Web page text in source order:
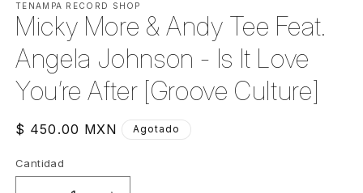
una
ventana
modal
TENAMPA RECORD SHOP
Micky More & Andy Tee Feat.
Angela Johnson - Is It Love
You’re After [Groove Culture]
Precio
$ 450.00 MXN Agotado
Cantidad
Cantidad